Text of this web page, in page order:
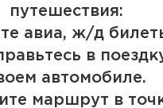
путешествия:
авиа, ж/д
в
автомобиле.
маршрут в